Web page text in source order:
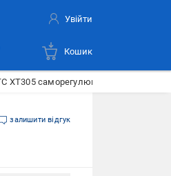
Увійти
Кошик
XT305 саморегулююча Wi-Fi
залишити відгук